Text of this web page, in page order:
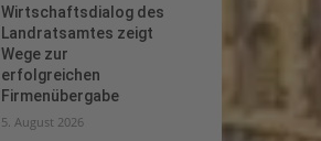
Wirtschaftsdialog des
Landratsamtes zeigt
Wege zur
erfolgreichen
Firmenübergabe
5. August 2026